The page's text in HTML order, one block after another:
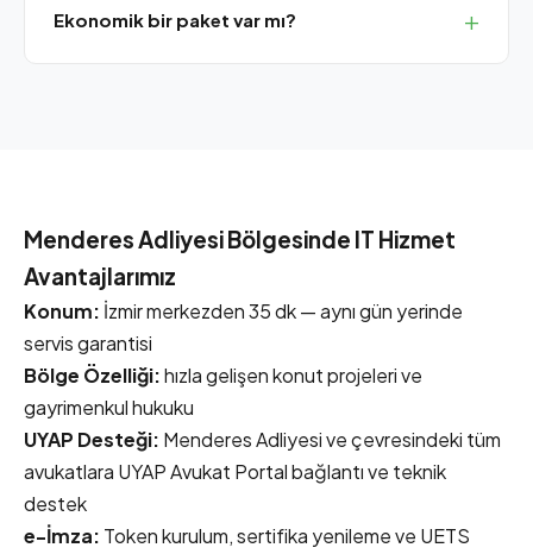
Ekonomik bir paket var mı?
Menderes Adliyesi Bölgesinde IT Hizmet
Avantajlarımız
Konum: İzmir merkezden 35 dk — aynı gün yerinde
servis garantisi
Bölge Özelliği:hızla gelişen konut projeleri ve
gayrimenkul hukuku
UYAP Desteği: Menderes Adliyesi ve çevresindeki tüm
avukatlara UYAP Avukat Portal bağlantı ve teknik
destek
e-İmza: Token kurulum, sertifika yenileme ve UETS